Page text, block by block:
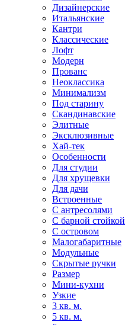
Дизайнерские
Итальянские
Кантри
Классические
Лофт
Модерн
Прованс
Неоклассика
Минимализм
Под старину
Скандинавские
Элитные
Эксклюзивные
Хай-тек
Особенности
Для студии
Для хрущевки
Для дачи
Встроенные
С антресолями
С барной стойкой
С островом
Малогабаритные
Модульные
Скрытые ручки
Размер
Мини-кухни
Узкие
3 кв. м.
5 кв. м.